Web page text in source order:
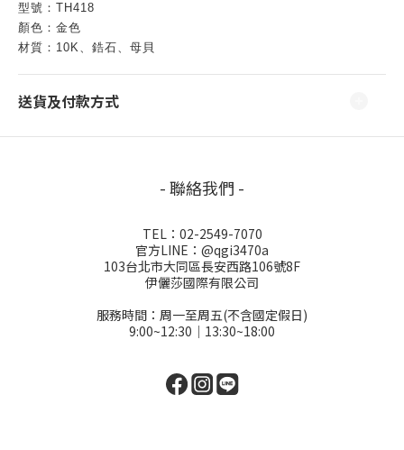
型號： TH418
顏色：金色
材質：10K、鋯石、母貝
送貨及付款方式
- 聯絡我們 -
TEL：02-2549-7070
官方LINE：@qgi3470a
103台北市大同區長安西路106號8F
伊儷莎國際有限公司
服務時間：周一至周五(不含國定假日)
9:00~12:30│13:30~18:00